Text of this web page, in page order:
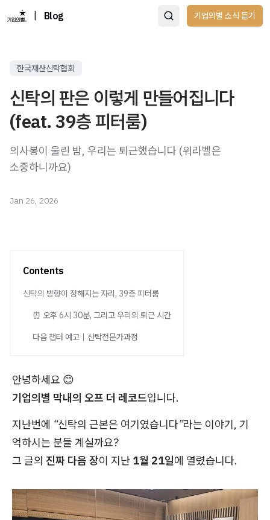
Blog 기업의별 소식 듣기
한국재산신탁협회
신탁의 판은 이렇게 만들어집니다
(feat. 39층 피터룸)
의사봉이 울린 밤, 우리는 퇴근했습니다 (워라벨은
소중하니까요)
Jan 26, 2026
Contents
신탁의 방향이 정해지는 자리, 39층 피터룸
⏰ 오후 6시 30분, 그리고 우리의 퇴근 시간
다음 챕터 예고｜신탁전문가과정
안녕하세요 😊
기업의별 막내의 오프 더 레코드입니다.
지난번에 “신탁의 근본은 여기였습니다”라는 이야기, 기
억하시는 분들 계실까요?
그 글의 진짜 다음 장이 지난 1월 21일에 열렸습니다.